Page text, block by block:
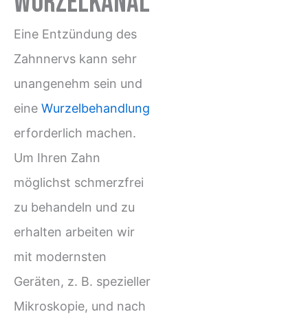
Eine Entzündung des
Zahnnervs kann sehr
unangenehm sein und
eine Wurzelbehandlung
erforderlich machen.
Um Ihren Zahn
möglichst schmerzfrei
zu behandeln und zu
erhalten arbeiten wir
mit modernsten
Geräten, z. B. spezieller
Mikroskopie, und nach